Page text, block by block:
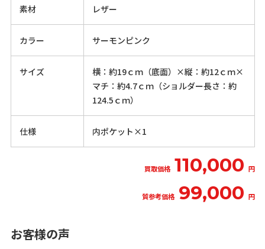
素材 レザー
カラー サーモンピンク
サイズ
横：約19ｃｍ（底面）×縦：約12ｃｍ×
マチ：約4.7ｃｍ（ショルダー長さ：約
124.5ｃｍ）
仕様 内ポケット×1
買取価格 110,000 円
質参考価格 99,000 円
お客様の声